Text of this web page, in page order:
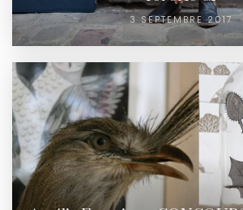
3 SEPTEMBRE 2017